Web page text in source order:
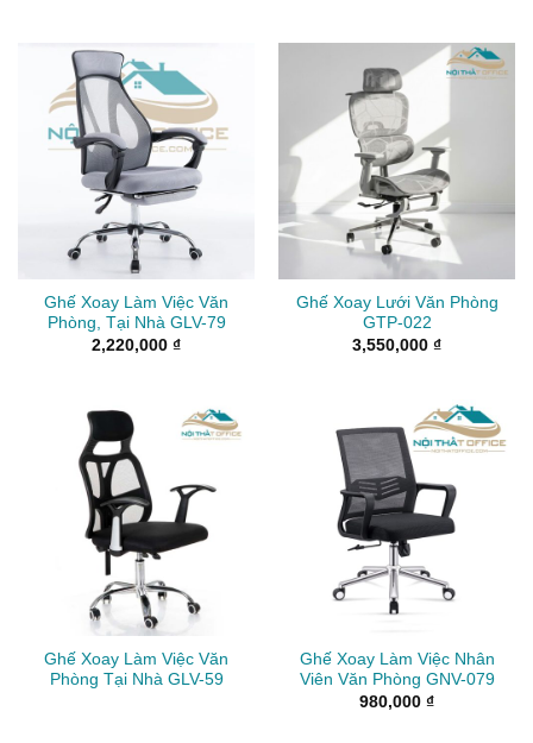
Ghế Xoay Làm Việc Văn
Phòng, Tại Nhà GLV-79
2,220,000 ₫
Ghế Xoay Lưới Văn Phòng
GTP-022
3,550,000 ₫
Ghế Xoay Làm Việc Văn
Phòng Tại Nhà GLV-59
Ghế Xoay Làm Việc Nhân
Viên Văn Phòng GNV-079
980,000 ₫